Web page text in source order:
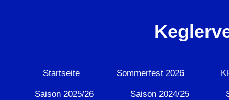
Startseite Sommerfest 2026
Saison 2025/26 Saison 2024/25